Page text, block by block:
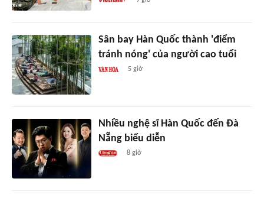
Sân bay Hàn Quốc thành 'điểm
tránh nóng' của người cao tuổi
5 giờ
Nhiều nghệ sĩ Hàn Quốc đến Đà
Nẵng biểu diễn
8 giờ